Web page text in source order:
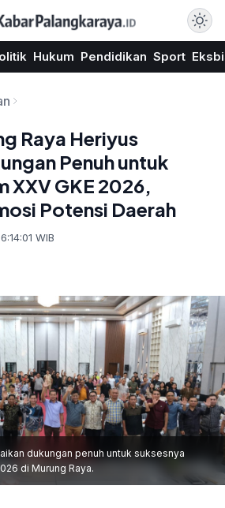
Hukum Pendidikan Sport
Raya Heriyus
Penuh untuk
XXV GKE 2026,
Potensi Daerah
WIB
dukungan penuh untuk suksesnya
di Murung Raya.